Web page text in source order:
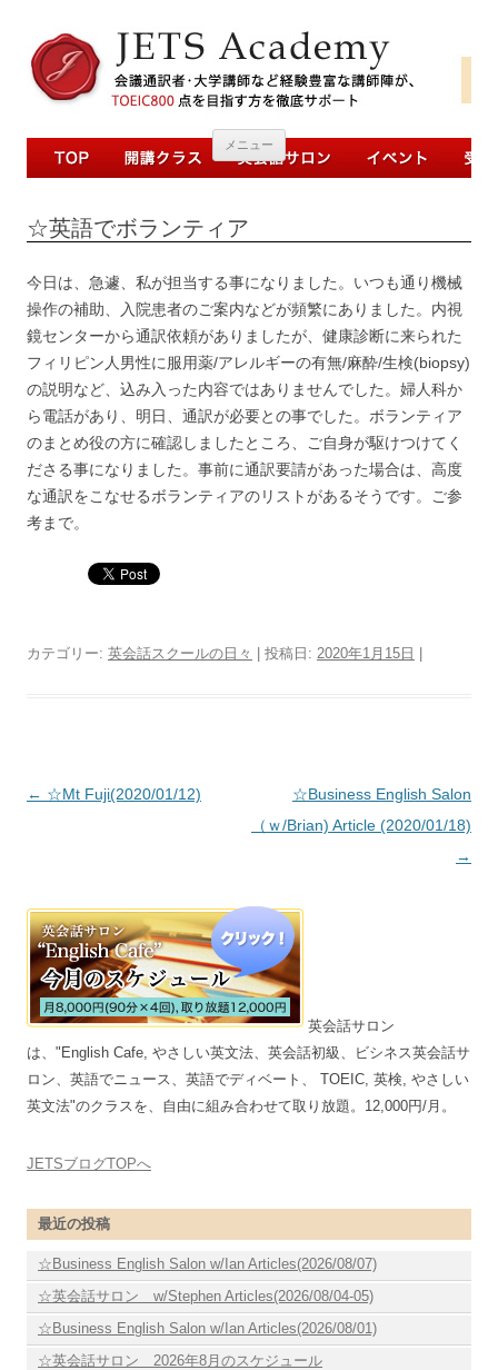
メニュー コンテンツへ移動
☆英語でボランティア
今日は、急遽、私が担当する事になりました。いつも通り機械
操作の補助、入院患者のご案内などが頻繁にありました。内視
鏡センターから通訳依頼がありましたが、健康診断に来られた
フィリピン人男性に服用薬/アレルギーの有無/麻酔/生検(biopsy)
の説明など、込み入った内容ではありませんでした。婦人科か
ら電話があり、明日、通訳が必要との事でした。ボランティア
のまとめ役の方に確認しましたところ、ご自身が駆けつけてく
ださる事になりました。事前に通訳要請があった場合は、高度
な通訳をこなせるボランティアのリストがあるそうです。ご参
考まで。
カテゴリー: 英会話スクールの日々 | 投稿日: 2020年1月15日
投稿ナビゲーション
← ☆Mt Fuji(2020/01/12)
☆Business English Salon
（ｗ/Brian) Article (2020/01/18)
→
英会話サロン
は、"English Cafe, やさしい英文法、英会話初級、ビシネス英会話サ
ロン、英語でニュース、英語でディベート、 TOEIC, 英検, やさしい
英文法"のクラスを、自由に組み合わせて取り放題。12,000円/月。
JETSブログTOPへ
最近の投稿
☆Business English Salon w/Ian Articles(2026/08/07)
☆英会話サロン w/Stephen Articles(2026/08/04-05)
☆Business English Salon w/Ian Articles(2026/08/01)
☆英会話サロン 2026年8月のスケジュール